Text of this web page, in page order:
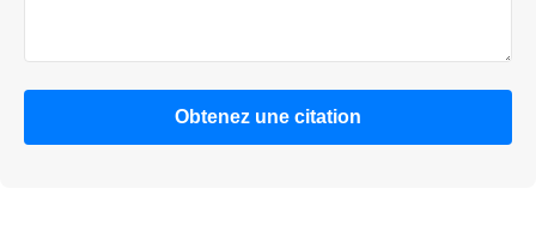
Obtenez une citation